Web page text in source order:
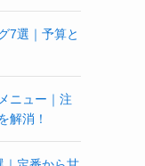
7選｜予算と
ニュー｜注
解消！